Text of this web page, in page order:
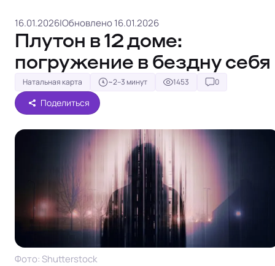
16.01.2026|Обновлено 16.01.2026
Плутон в 12 доме:
погружение в бездну себя
Натальная карта ~2–3 минут 1453 0
Поделиться
Фото: Shutterstock